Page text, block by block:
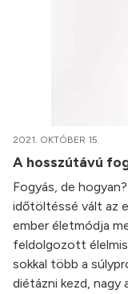
2021. OKTÓBER 15.
A hosszútávú
Fogyás, de
időtöltéssé vált az
ember életmódja
feldolgozott
sokkal több a
diétázni kezd, nagy